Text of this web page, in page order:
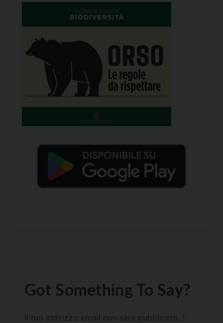
Got Something To Say?
Il tuo indirizzo email non sarà pubblicato.